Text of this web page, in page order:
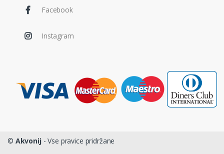
Facebook
Instagram
© Akvonij- Vse pravice pridržane